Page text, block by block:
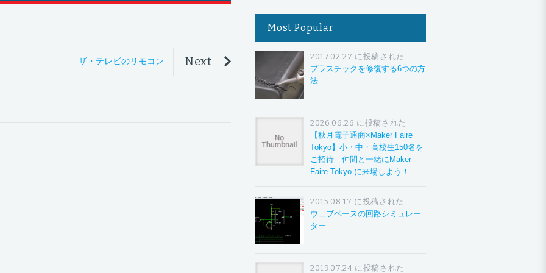
ザ・テレビのリモコン Next
Most Popular
2017.02.27 に投稿された
プラスチックを修復する6つの方
法
2026.06.26 に投稿された
【秋月電子通商×Maker Faire
Tokyo】小・中・高校生150名を
ご招待｜仲間と一緒にMaker
Faire Tokyo に来場しよう！
2015.08.17 に投稿された
ウェブベースの回路シミュレー
ター
2019.07.24 に投稿された